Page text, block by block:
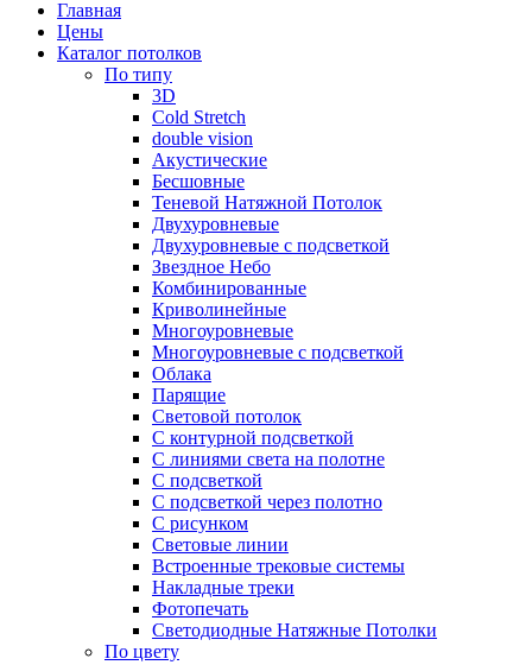
Главная
Цены
Каталог потолков
По типу
3D
Cold Stretch
double vision
Акустические
Бесшовные
Теневой Натяжной Потолок
Двухуровневые
Двухуровневые с подсветкой
Звездное Небо
Комбинированные
Криволинейные
Многоуровневые
Многоуровневые с подсветкой
Облака
Парящие
Световой потолок
С контурной подсветкой
С линиями света на полотне
С подсветкой
С подсветкой через полотно
С рисунком
Световые линии
Встроенные трековые системы
Накладные треки
Фотопечать
Светодиодные Натяжные Потолки
По цвету